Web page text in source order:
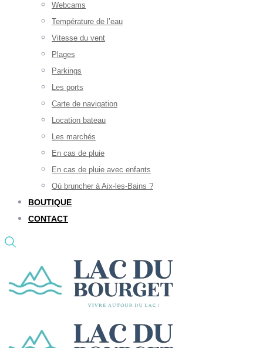
Webcams
Température de l’eau
Vitesse du vent
Plages
Parkings
Les ports
Carte de navigation
Location bateau
Les marchés
En cas de pluie
En cas de pluie avec enfants
Où bruncher à Aix-les-Bains ?
BOUTIQUE
CONTACT